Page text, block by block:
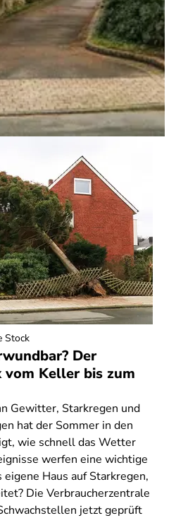
Der
Keller bis zum
Gewitter, Starkregen und
hat der Sommer in den
wie schnell das Wetter
werfen eine wichtige
Haus auf Starkregen,
Die Verbraucherzentrale
jetzt geprüft
Stock